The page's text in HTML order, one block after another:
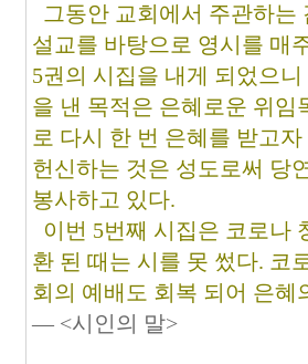
그동안 교회에서 주관하는
설교를 바탕으로 영시를 매
5권의 시집을 내게 되었으
을 낸 목적은 은혜로운 위
로 다시 한 번 은혜를 받고
헌신하는 것은 성도로써 당
봉사하고 있다.
이번 5번째 시집은 코로나
환 된 때는 시를 못 썼다. 코
회의 예배도 회복 되어 은혜
― <시인의 말>